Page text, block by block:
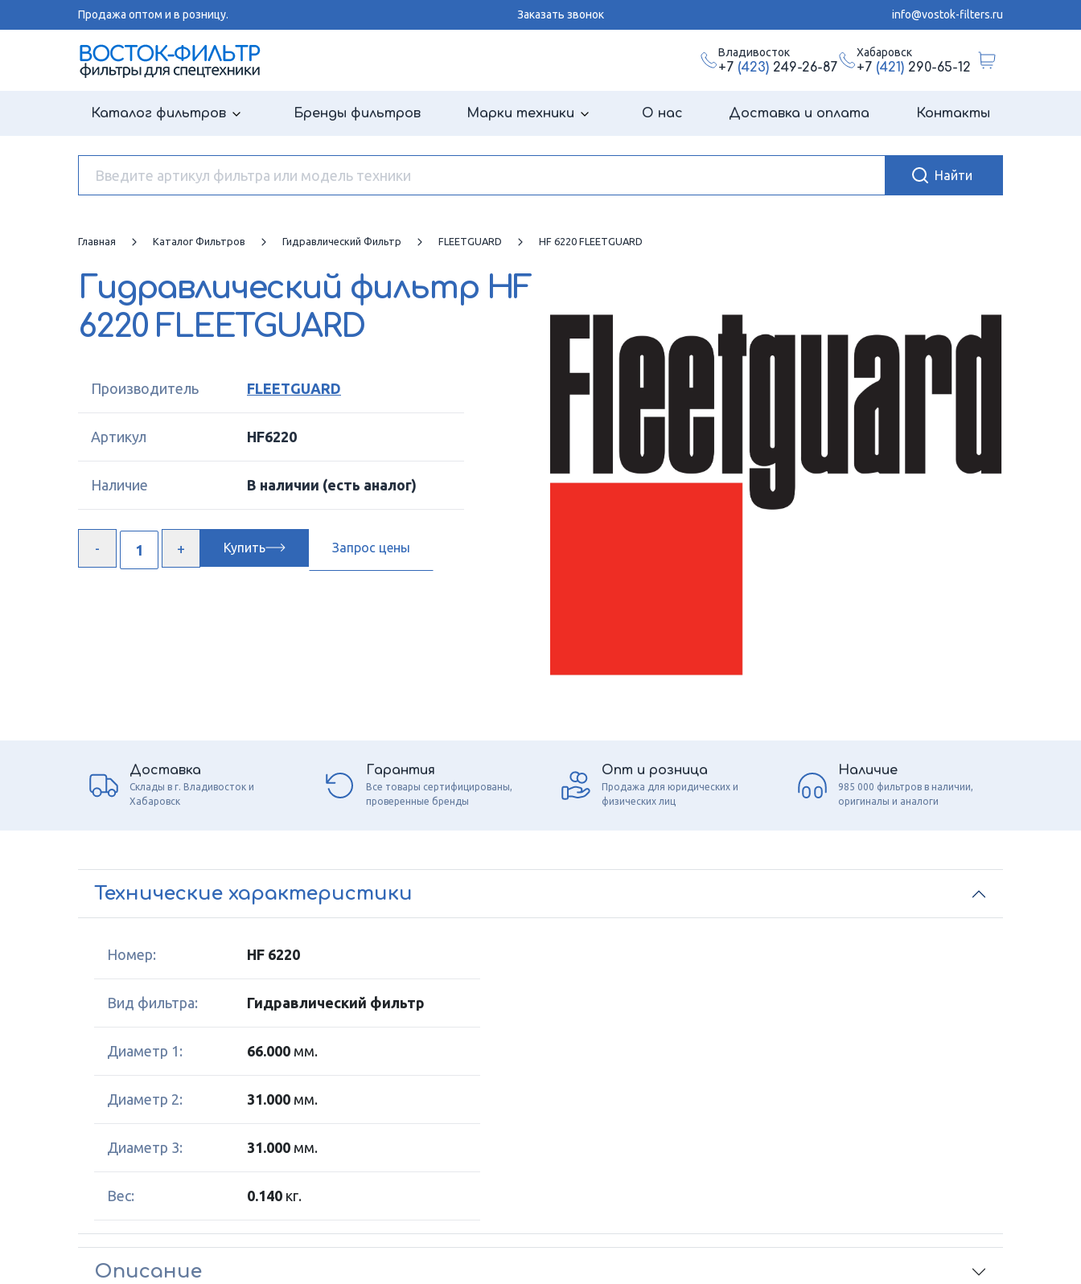
Продажа оптом и в розницу. Заказать звонок info@vostok-filters.ru
Владивосток
+7 (423)249-26-87
Хабаровск
+7 (421)290-65-12
Каталог фильтров Бренды фильтров Марки техники О нас Доставка и оплата Контакты
Главная Каталог Фильтров Гидравлический Фильтр FLEETGUARD HF 6220 FLEETGUARD
Гидравлический фильтр HF
6220 FLEETGUARD
Производитель FLEETGUARD
Артикул HF6220
Наличие В наличии (есть аналог)
Купить Запрос цены
Доставка
Склады в г. Владивосток и
Хабаровск
Гарантия
Все товары сертифицированы,
проверенные бренды
Опт и розница
Продажа для юридических и
физических лиц
Наличие
985 000 фильтров в наличии,
оригиналы и аналоги
Технические характеристики
Номер: HF 6220
Вид фильтра: Гидравлический фильтр
Диаметр 1: 66.000 мм.
Диаметр 2: 31.000 мм.
Диаметр 3: 31.000 мм.
Вес: 0.140 кг.
Описание